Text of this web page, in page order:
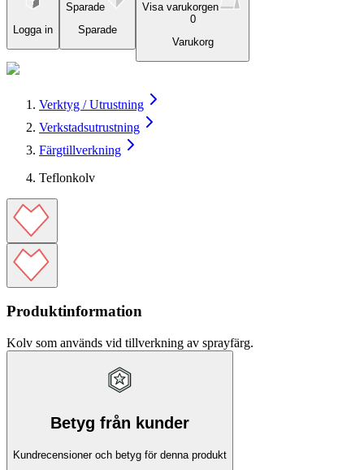
Logga in
Sparade
Sparade
Visa varukorgen
0
Varukorg
Verktyg / Utrustning
Verkstadsutrustning
Färgtillverkning
Teflonkolv
Produktinformation
Kolv som används vid tillverkning av sprayfärg.
Betyg från kunder
Kundrecensioner och betyg för denna produkt